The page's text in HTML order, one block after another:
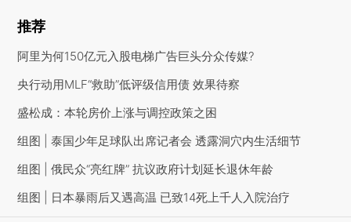
推荐
阿里为何150亿元入股电梯广告巨头分众传媒?
央行动用MLF“救助”低评级信用债 效果待察
盛松成：本轮房价上涨与调控政策之困
组图 | 泰国少年足球队出席记者会 透露洞穴内生活细节
组图 | 俄民众“亮红牌” 抗议政府计划延长退休年龄
组图 | 日本暴雨后又遇高温 已致14死上千人入院治疗